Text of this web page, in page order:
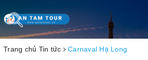
Toggle
navigation
Trang chủ Tin tức Carnaval Hạ Long